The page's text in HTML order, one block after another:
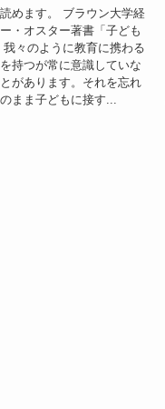
めます。 ブラウン大学経
・オスター著書「子ども
々のように教育に携わる
持つが常に意識していな
があります。それを忘れ
まま子どもに接す...